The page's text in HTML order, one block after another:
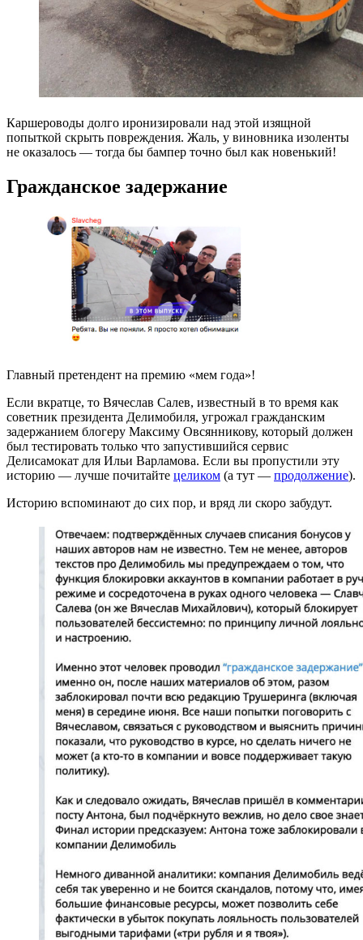
Каршероводы долго иронизировали над этой изящной
попыткой скрыть повреждения. Жаль, у виновника изоленты
не оказалось — тогда бы бампер точно был как новенький!
Гражданское задержание
Главный претендент на премию «мем года»!
Если вкратце, то Вячеслав Салев, известный в то время как
советник президента Делимобиля, угрожал гражданским
задержанием блогеру Максиму Овсянникову, который должен
был тестировать только что запустившийся сервис
Делисамокат для Ильи Варламова. Если вы пропустили эту
историю — лучше почитайте целиком (а тут — продолжение).
Историю вспоминают до сих пор, и вряд ли скоро забудут.